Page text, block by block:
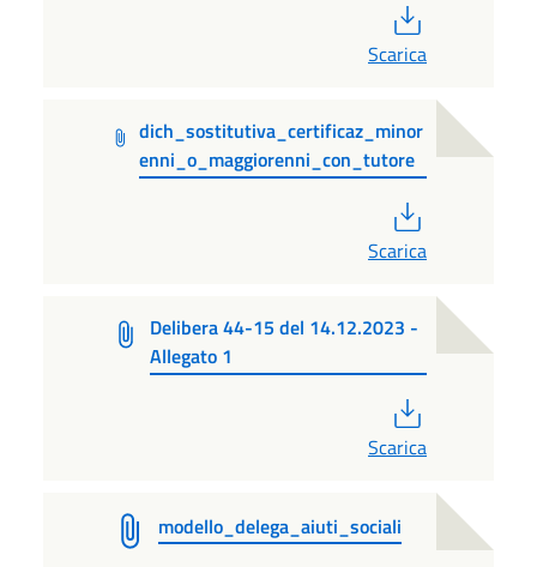
Scarica
dich_sostitutiva_certificaz_minor
enni_o_maggiorenni_con_tutore
Scarica
Delibera 44-15 del 14.12.2023 -
Allegato 1
Scarica
modello_delega_aiuti_sociali